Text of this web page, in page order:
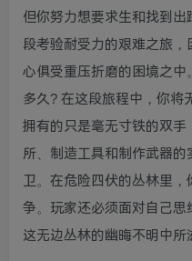
但你努力想要求生和找到
段考验耐受力的艰难之旅
心俱受重压折磨的困境之
多久? 在这段旅程中，你将
拥有的只是毫无寸铁的双
所、制造工具和制作武器
卫。在危险四伏的丛林里
争。玩家还必须面对自己
这无边丛林的幽晦不明中所